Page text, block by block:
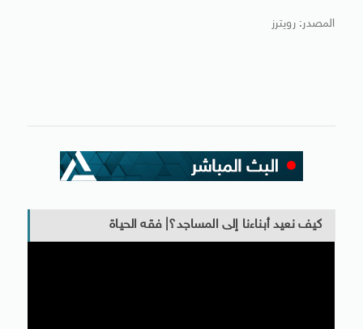
المصدر: رويترز
كيف نعيد أبناءنا إلى المساجد؟| فقه الحياة